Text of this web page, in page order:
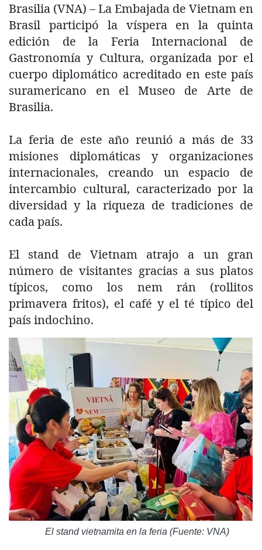
Brasilia (VNA) – La Embajada de Vietnam en
Brasil participó la víspera en la quinta
edición de la Feria Internacional de
Gastronomía y Cultura, organizada por el
cuerpo diplomático acreditado en este país
suramericano en el Museo de Arte de
Brasilia.
La feria de este año reunió a más de 33
misiones diplomáticas y organizaciones
internacionales, creando un espacio de
intercambio cultural, caracterizado por la
diversidad y la riqueza de tradiciones de
cada país.
El stand de Vietnam atrajo a un gran
número de visitantes gracias a sus platos
típicos, como los nem rán (rollitos
primavera fritos), el café y el té típico del
país indochino.
El stand vietnamita en la feria (Fuente: VNA)